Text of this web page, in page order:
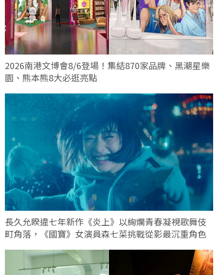
2026南港文博會8/6登場！集結870家品牌、黑潮星樂
園、熊本熊8大必逛亮點
長久允睽違七年新作《炎上》以絢爛青春凝視歌舞伎
町角落，《國寶》女演員森七菜挑戰從影最沉重角色